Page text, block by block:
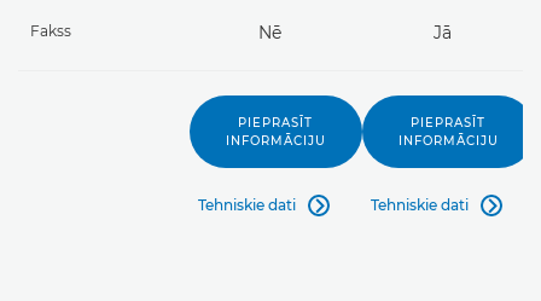
Fakss Nē Jā
PIEPRASĪT
INFORMĀCIJU
Tehniskie dati 
PIEPRASĪT
INFORMĀCIJU
Tehniskie dati 